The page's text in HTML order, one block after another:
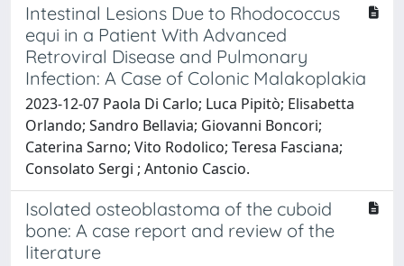
Intestinal Lesions Due to Rhodococcus
equi in a Patient With Advanced
Retroviral Disease and Pulmonary
Infection: A Case of Colonic Malakoplakia
2023-12-07 Paola Di Carlo; Luca Pipitò; Elisabetta
Orlando; Sandro Bellavia; Giovanni Boncori;
Caterina Sarno; Vito Rodolico; Teresa Fasciana;
Consolato Sergi ; Antonio Cascio.
Isolated osteoblastoma of the cuboid
bone: A case report and review of the
literature